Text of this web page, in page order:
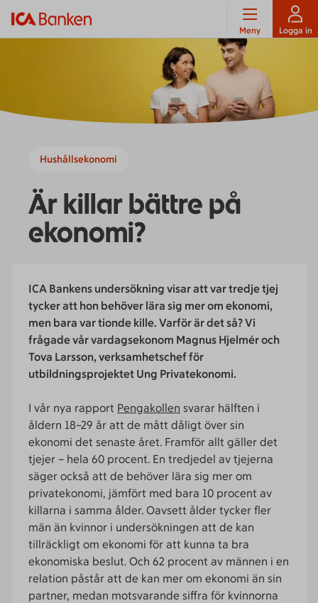
Meny Logga in
Hushållsekonomi
Är killar bättre på
ekonomi?
ICA Bankens undersökning visar att var tredje tjej
tycker att hon behöver lära sig mer om ekonomi,
men bara var tionde kille. Varför är det så? Vi
frågade vår vardagsekonom Magnus Hjelmér och
Tova Larsson, verksamhetschef för
utbildningsprojektet Ung Privatekonomi.
I vår nya rapport Pengakollen svarar hälften i
åldern 18–29 år att de mått dåligt över sin
ekonomi det senaste året. Framför allt gäller det
tjejer – hela 60 procent. En tredjedel av tjejerna
säger också att de behöver lära sig mer om
privatekonomi, jämfört med bara 10 procent av
killarna i samma ålder. Oavsett ålder tycker fler
män än kvinnor i undersökningen att de kan
tillräckligt om ekonomi för att kunna ta bra
ekonomiska beslut. Och 62 procent av männen i en
relation påstår att de kan mer om ekonomi än sin
partner, medan motsvarande siffra för kvinnorna